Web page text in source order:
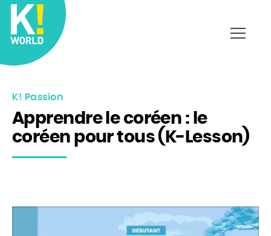
K! Passion
Apprendre le coréen : le
coréen pour tous (K-Lesson)